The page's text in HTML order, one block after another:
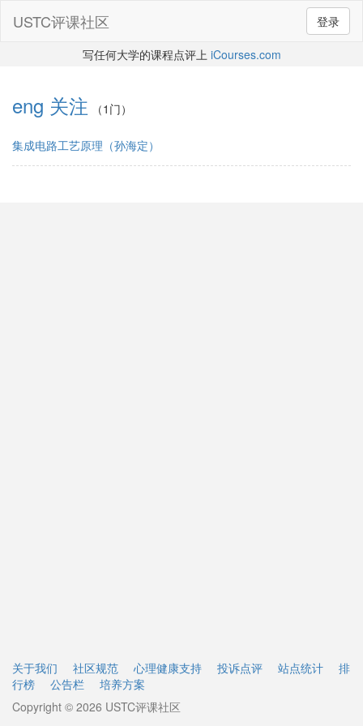
登录
USTC评课社区
写任何大学的课程点评上 iCourses.com
eng 关注 （1门）
集成电路工艺原理（孙海定）
关于我们 社区规范 心理健康支持 投诉点评 站点统计
排
行榜
公告栏
培养方案
Copyright © 2026 USTC评课社区